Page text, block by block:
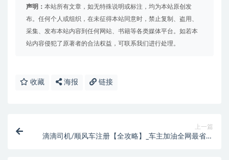
声明： 本站所有文章，如无特殊说明或标注，均为本站原创发
布。任何个人或组织，在未征得本站同意时，禁止复制、盗用、
采集、发布本站内容到任何网站、书籍等各类媒体平台。如若本
站内容侵犯了原著者的合法权益，可联系我们进行处理。
收藏 海报 链接
上一篇
滴滴司机/顺风车注册【全攻略】_车主加油全网最省钱